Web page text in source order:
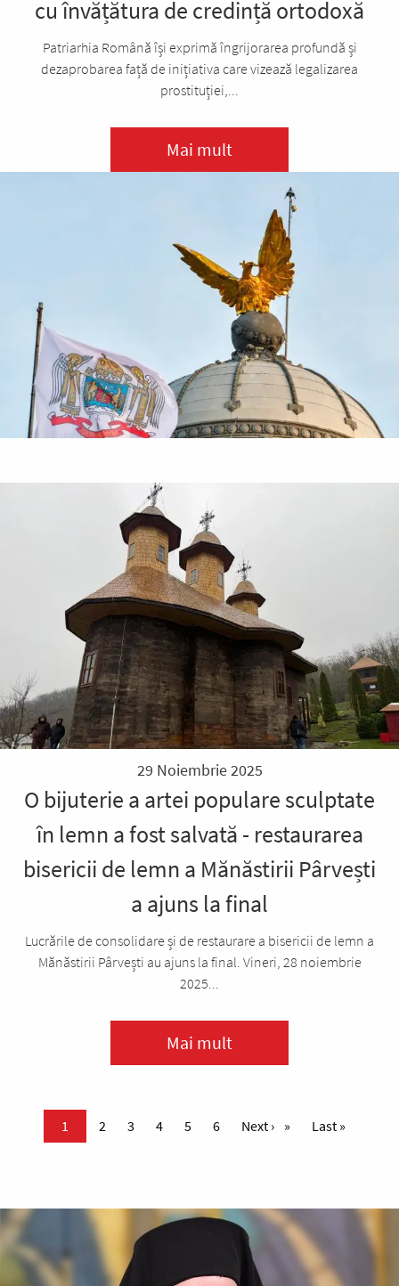
cu învățătura de credință ortodoxă
Patriarhia Română își exprimă îngrijorarea profundă și
dezaprobarea față de inițiativa care vizează legalizarea
prostituției,...
Mai mult
29 Noiembrie 2025
O bijuterie a artei populare sculptate
în lemn a fost salvată - restaurarea
bisericii de lemn a Mănăstirii Pârvești
a ajuns la final
Lucrările de consolidare și de restaurare a bisericii de lemn a
Mănăstirii Pârvești au ajuns la final. Vineri, 28 noiembrie
2025...
Mai mult
Pagina curentă
1 Page
2 Page
3 Page
4 Page
5 Page
6 Pagina următoare
Next › Ultima pagină
Last »